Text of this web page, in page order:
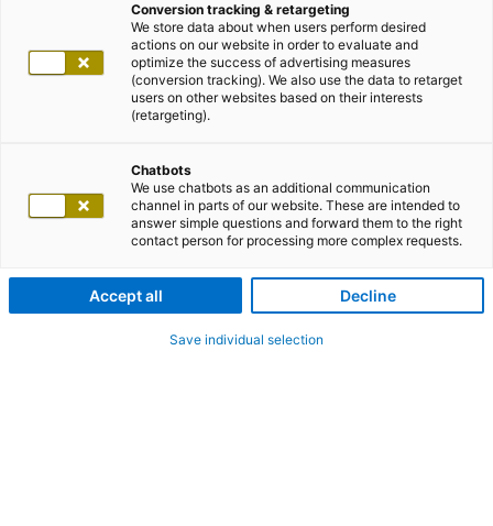
Conversion tracking & retargeting
We store data about when users perform desired
actions on our website in order to evaluate and
optimize the success of advertising measures
(conversion tracking). We also use the data to retarget
users on other websites based on their interests
(retargeting).
Chatbots
We use chatbots as an additional communication
channel in parts of our website. These are intended to
answer simple questions and forward them to the right
contact person for processing more complex requests.
Accept all Decline
Save individual selection